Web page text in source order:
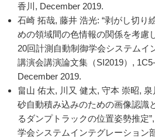
香川, December 2019.
石崎 拓哉, 藤井 浩光: “剥がし切り
めの領域間の色情報の関係を考慮
20回計測自動制御学会システムイ
講演会講演論文集（SI2019）,
December 2019.
畠山 佑太, 川又 健太, 守本 崇昭, 泉
砂自動積み込みのための画像認識
るダンプトラックの位置姿勢推定
学会システムインテグレーション